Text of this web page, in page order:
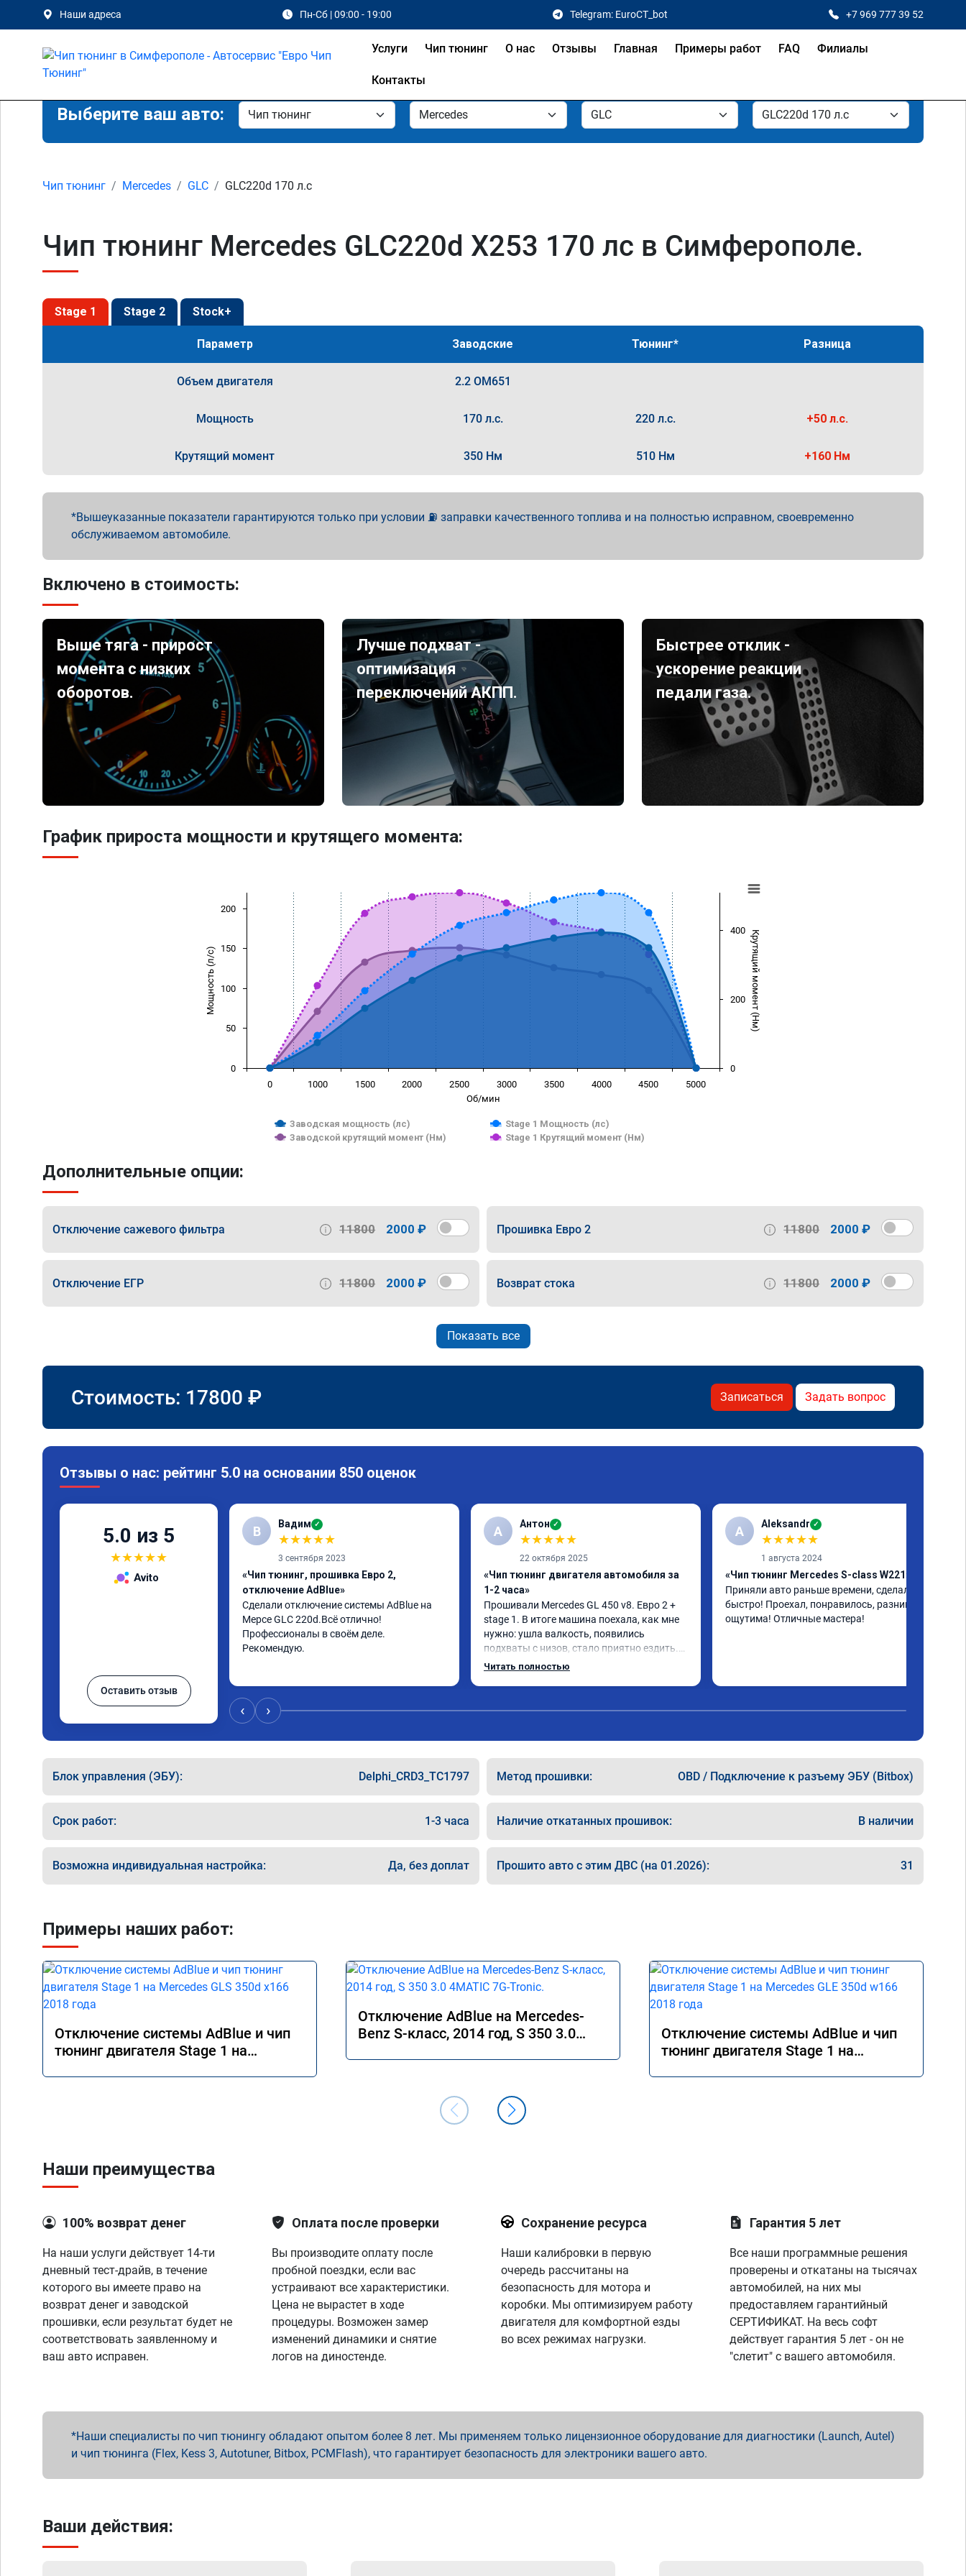
Наши адреса Пн-Сб | 09:00 - 19:00 Telegram: EuroCT_bot +7 969 777 39 52
Услуги Чип тюнинг О нас Отзывы Главная Примеры работ FAQ Филиалы
Контакты
Выберите ваш авто:
Чип тюнинг Mercedes GLC GLC220d 170 л.с
Чип тюнинг Mercedes GLC220d X253 170 лс в Симферополе.
Stage 1 Stage 2 Stock+
Параметр Заводские Тюнинг* Разница
Объем двигателя 2.2 OM651
Мощность 170 л.с. 220 л.с. +50 л.с.
Крутящий момент 350 Нм 510 Нм +160 Нм
Вышеуказанные показатели гарантируются только при условии ⛽ заправки качественного топлива и на полностью исправном, своевременно
обслуживаемом автомобиле.
Включено в стоимость:
Выше тяга - прирост
момента с низких
оборотов.
Лучше подхват -
оптимизация
переключений АКПП.
Быстрее отклик -
ускорение реакции
педали газа.
График прироста мощности и крутящего момента:
Об/мин
Мощность (л/с) Крутящий момент (Нм)
Заводская мощность (лс)
Stage 1 Мощность (лс)
Заводской крутящий момент (Нм)
Stage 1 Крутящий момент (Нм)
0 1000 1500 2000 2500 3000 3500 4000 4500 5000
0
50
100
150
200
0
200
400
Дополнительные опции:
Отключение сажевого фильтра 11800 2000 ₽ Прошивка Евро 2 11800 2000 ₽
Отключение ЕГР 11800 2000 ₽ Возврат стока 11800 2000 ₽
Показать все
Стоимость: 17800 ₽ Записаться Задать вопрос
Отзывы о нас: рейтинг 5.0 на основании 850 оценок
5.0 из 5
★★★★★
Avito
Оставить отзыв
В Вадим ✓
★★★★★
3 сентября 2023
«Чип тюнинг, прошивка Евро 2,
отключение AdBlue»
Сделали отключение системы AdBlue на
Мерсе GLC 220d.Всё отлично!
Профессионалы в своём деле.
Рекомендую.
А Антон ✓
★★★★★
22 октября 2025
«Чип тюнинг двигателя автомобиля за
1-2 часа»
Прошивали Mercedes GL 450 v8. Евро 2 +
stage 1. В итоге машина поехала, как мне
нужно: ушла валкость, появились
подхваты с низов, стало приятно ездить.
Одни из лучших трат, в авто! 🔥
Читать полностью
A Aleksandr ✓
★★★★★
1 августа 2024
«Чип тюнинг Mercedes S-class W221»
Приняли авто раньше времени, сделали
быстро! Проехал, понравилось, разница
ощутима! Отличные мастера!
‹ ›
Блок управления (ЭБУ): Delphi_CRD3_TC1797 Метод прошивки: OBD / Подключение к разъему ЭБУ (Bitbox)
Срок работ: 1-3 часа Наличие откатанных прошивок: В наличии
Возможна индивидуальная настройка: Да, без доплат Прошито авто с этим ДВС (на 01.2026): 31
Примеры наших работ:
Отключение системы AdBlue и чип
тюнинг двигателя Stage 1 на
Отключение AdBlue на Mercedes-
Benz S-класс, 2014 год, S 350 3.0
Отключение системы AdBlue и чип
тюнинг двигателя Stage 1 на
Наши преимущества
100% возврат денег
На наши услуги действует 14-ти
дневный тест-драйв, в течение
которого вы имеете право на
возврат денег и заводской
прошивки, если результат будет не
соответствовать заявленному и
ваш авто исправен.
Оплата после проверки
Вы производите оплату после
пробной поездки, если вас
устраивают все характеристики.
Цена не вырастет в ходе
процедуры. Возможен замер
изменений динамики и снятие
логов на диностенде.
Сохранение ресурса
Наши калибровки в первую
очередь рассчитаны на
безопасность для мотора и
коробки. Мы оптимизируем работу
двигателя для комфортной езды
во всех режимах нагрузки.
Гарантия 5 лет
Все наши программные решения
проверены и откатаны на тысячах
автомобилей, на них мы
предоставляем гарантийный
СЕРТИФИКАТ. На весь софт
действует гарантия 5 лет - он не
"слетит" с вашего автомобиля.
Наши специалисты по чип тюнингу обладают опытом более 8 лет. Мы применяем только лицензионное оборудование для диагностики (Launch, Autel)
и чип тюнинга (Flex, Kess 3, Autotuner, Bitbox, PCMFlash), что гарантирует безопасность для электроники вашего авто.
Ваши действия: